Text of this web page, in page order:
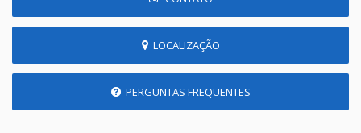
LOCALIZAÇÃO
PERGUNTAS FREQUENTES